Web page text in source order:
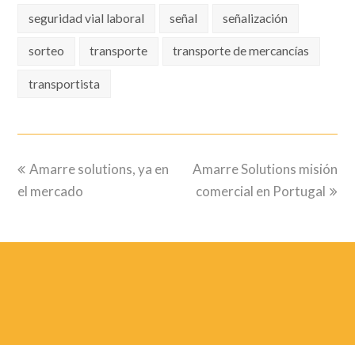
seguridad vial laboral señal señalización
sorteo transporte transporte de mercancías
transportista
previous
post:
Amarre solutions, ya en
el mercado
next
post:
Amarre Solutions misión
comercial en Portugal